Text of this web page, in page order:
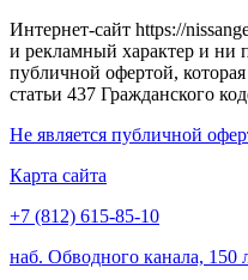
Интернет-сайт https://
и рекламный характер и ни
публичной офертой,
статьи 437 Гражданского
Не является публичной
Карта сайта
+7 (812) 615-85-10
наб. Обводного канала, 150